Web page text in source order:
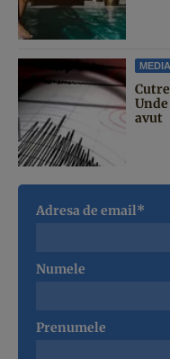
avut
Adresa de email*
Numele
Prenumele